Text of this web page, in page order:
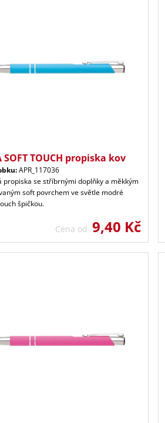
SOFT TOUCH propiska kov
APR_117036
propiska se stříbrnými doplňky a měkkým
soft povrchem ve světle modré
špičkou.
Cena od 9,40 Kč